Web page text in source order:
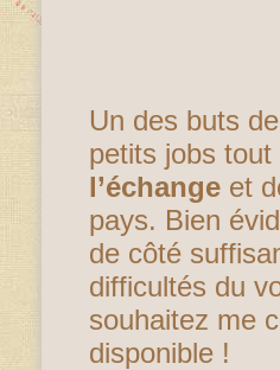
Un des buts
petits jobs
l’échange et
pays. Bien
de côté
difficultés du
souhaitez me
disponible !